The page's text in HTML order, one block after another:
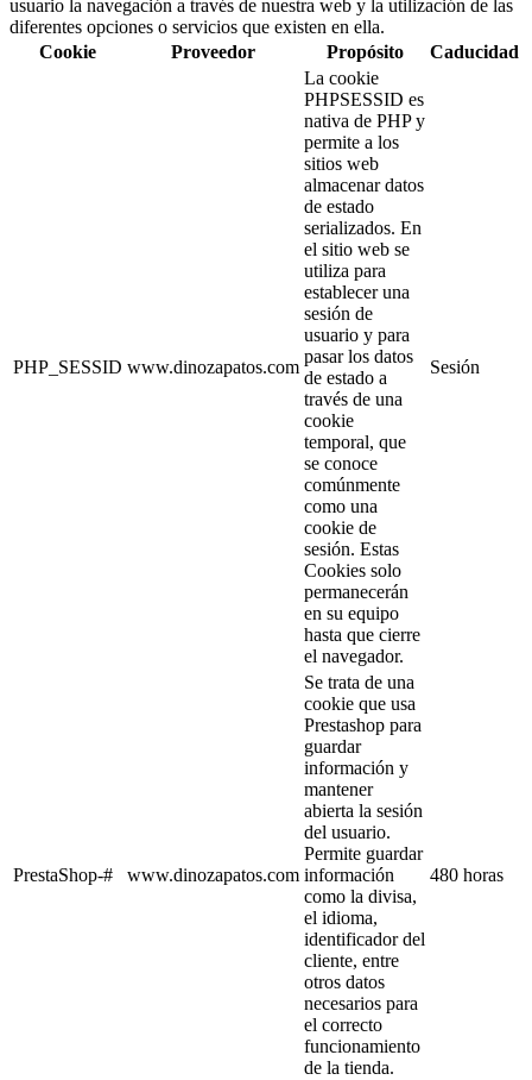
usuario la navegación a través de nuestra web y la utilización de las
diferentes opciones o servicios que existen en ella.
Cookie
Proveedor Propósito Caducidad
PHP_SESSID www.dinozapatos.com
La cookie
PHPSESSID es
nativa de PHP y
permite a los
sitios web
almacenar datos
de estado
serializados. En
el sitio web se
utiliza para
establecer una
sesión de
usuario y para
pasar los datos
de estado a
través de una
cookie
temporal, que
se conoce
comúnmente
como una
cookie de
sesión. Estas
Cookies solo
permanecerán
en su equipo
hasta que cierre
el navegador.
Sesión
PrestaShop-# www.dinozapatos.com
Se trata de una
cookie que usa
Prestashop para
guardar
información y
mantener
abierta la sesión
del usuario.
Permite guardar
información
como la divisa,
el idioma,
identificador del
cliente, entre
otros datos
necesarios para
el correcto
funcionamiento
de la tienda.
480 horas